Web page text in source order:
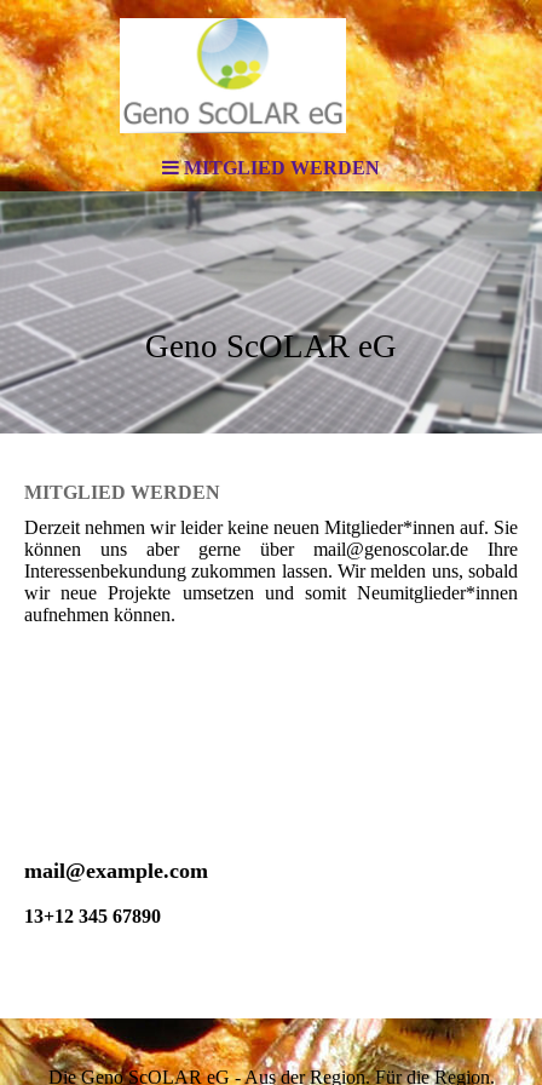
MITGLIED WERDEN
Geno ScOLAR eG
MITGLIED WERDEN
Derzeit nehmen wir leider keine neuen Mitglieder*innen auf. Sie
können uns aber gerne über mail@genoscolar.de Ihre
Interessenbekundung zukommen lassen. Wir melden uns, sobald
wir neue Projekte umsetzen und somit Neumitglieder*innen
aufnehmen können.
mail@example.com
13+12 345 67890
Die Geno ScOLAR eG - Aus der Region. Für die Region.